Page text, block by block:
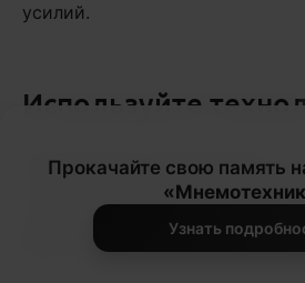
усилий.
Используйте
Современные приложения и
стать отличными
тренировке кратковременной и
Прокачайте свою память
Узнать